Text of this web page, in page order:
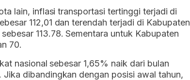
lain, inflasi transportasi tertinggi terjadi di
112,01 dan terendah terjadi di Kabupaten
113.78. Sementara untuk Kabupaten
70.
nasional sebesar 1,65% naik dari bulan
Jika dibandingkan dengan posisi awal tahun,